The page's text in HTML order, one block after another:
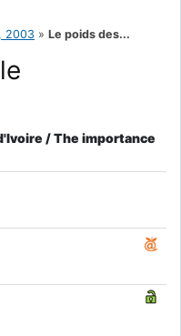
2003 » Le poids des...
/ The importance